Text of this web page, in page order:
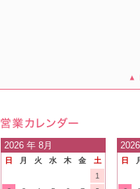
営業日の
ご案内
2026 年 8月
日 月 火 水 木 金
土
1
2026
日